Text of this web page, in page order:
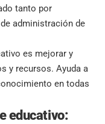
tanto por
administración de
es mejorar y
y recursos. Ayuda a
en todas
educativo: